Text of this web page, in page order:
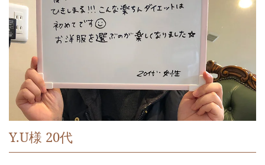
Y.U様 20代